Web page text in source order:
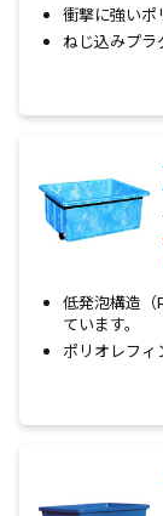
衝撃に強いポ
ねじ込みプラ
低発泡構造（
ています。
ポリオレフィ